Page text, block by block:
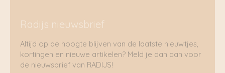
Radijs nieuwsbrief
Altijd op de hoogte blijven van de laatste nieuwtjes,
kortingen en nieuwe artikelen? Meld je dan aan voor
de nieuwsbrief van RADIJS!